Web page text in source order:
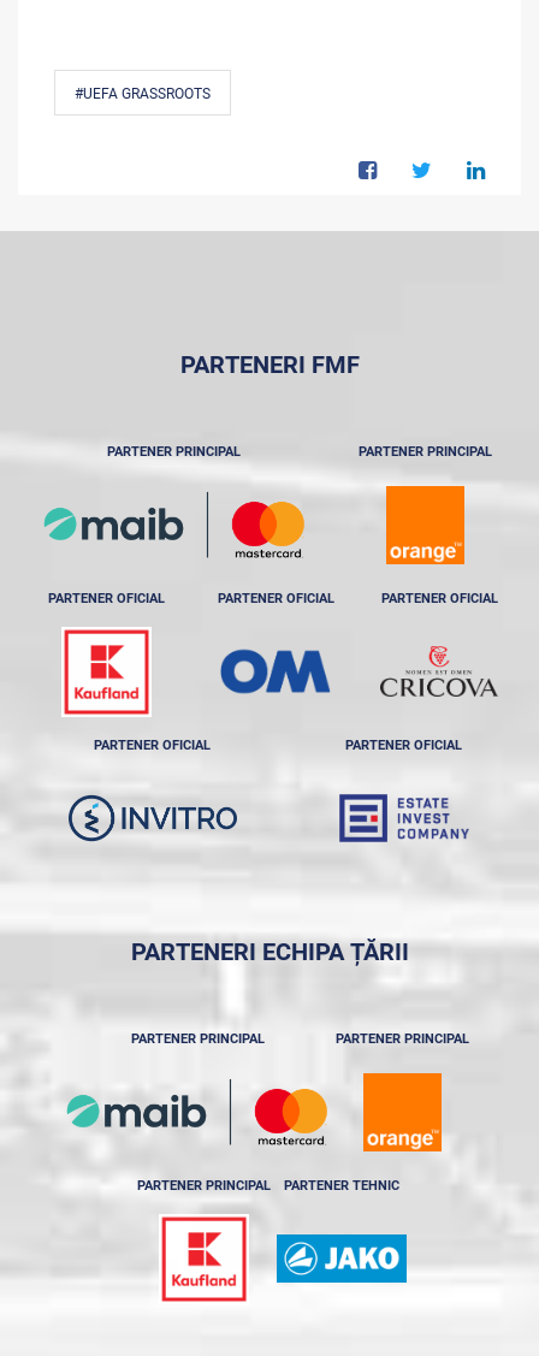
#UEFA GRASSROOTS
PARTENERI FMF
PARTENER PRINCIPAL PARTENER PRINCIPAL
PARTENER OFICIAL PARTENER OFICIAL PARTENER OFICIAL
PARTENER OFICIAL PARTENER OFICIAL
PARTENERI ECHIPA ȚĂRII
PARTENER PRINCIPAL PARTENER PRINCIPAL
PARTENER PRINCIPAL PARTENER TEHNIC